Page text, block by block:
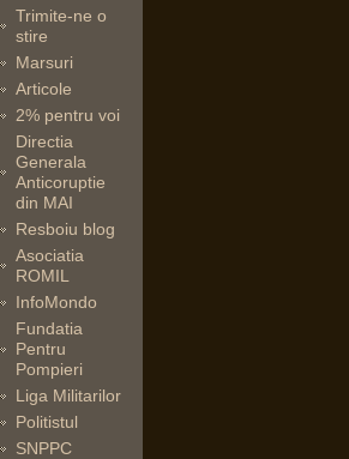
Trimite-ne o
stire
Marsuri
Articole
2% pentru voi
Directia
Generala
Anticoruptie
din MAI
Resboiu blog
Asociatia
ROMIL
InfoMondo
Fundatia
Pentru
Pompieri
Liga Militarilor
Politistul
SNPPC